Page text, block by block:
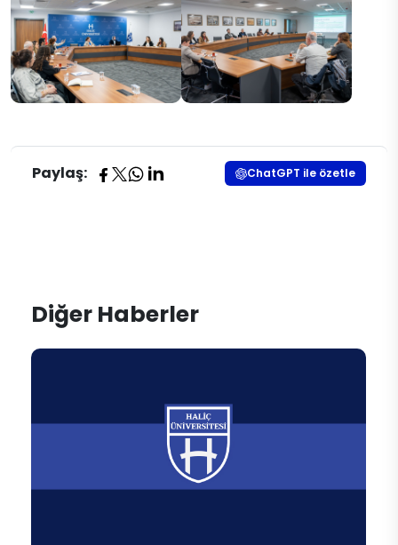
Paylaş: ChatGPT ile özetle
Diğer Haberler